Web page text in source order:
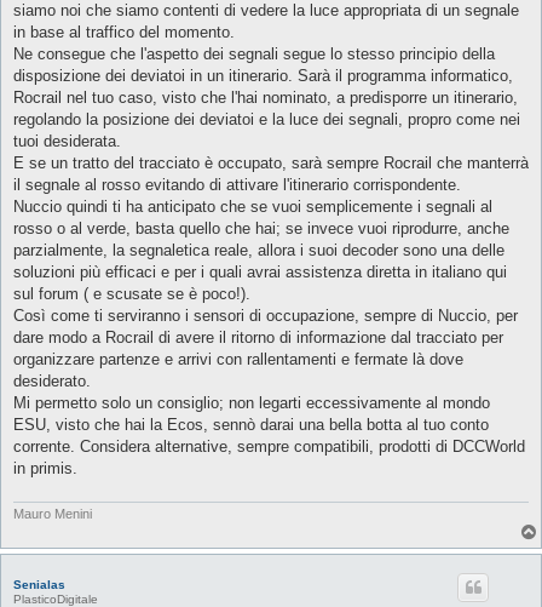
i
o
siamo noi che siamo contenti di vedere la luce appropriata di un segnale
in base al traffico del momento.
Ne consegue che l'aspetto dei segnali segue lo stesso principio della
disposizione dei deviatoi in un itinerario. Sarà il programma informatico,
Rocrail nel tuo caso, visto che l'hai nominato, a predisporre un itinerario,
regolando la posizione dei deviatoi e la luce dei segnali, propro come nei
tuoi desiderata.
E se un tratto del tracciato è occupato, sarà sempre Rocrail che manterrà
il segnale al rosso evitando di attivare l'itinerario corrispondente.
Nuccio quindi ti ha anticipato che se vuoi semplicemente i segnali al
rosso o al verde, basta quello che hai; se invece vuoi riprodurre, anche
parzialmente, la segnaletica reale, allora i suoi decoder sono una delle
soluzioni più efficaci e per i quali avrai assistenza diretta in italiano qui
sul forum ( e scusate se è poco!).
Così come ti serviranno i sensori di occupazione, sempre di Nuccio, per
dare modo a Rocrail di avere il ritorno di informazione dal tracciato per
organizzare partenze e arrivi con rallentamenti e fermate là dove
desiderato.
Mi permetto solo un consiglio; non legarti eccessivamente al mondo
ESU, visto che hai la Ecos, sennò darai una bella botta al tuo conto
corrente. Considera alternative, sempre compatibili, prodotti di DCCWorld
in primis.
Mauro Menini
Senialas
PlasticoDigitale